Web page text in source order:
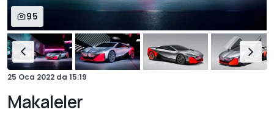
95
25 Oca 2022 da 15:19
Makaleler